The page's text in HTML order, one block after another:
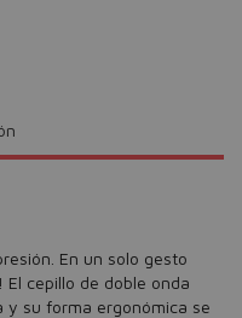
En un solo gesto
cepillo de doble onda
su forma ergonómica se